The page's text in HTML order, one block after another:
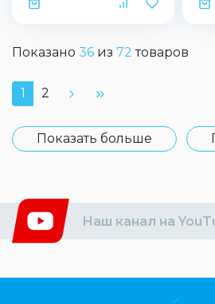
Показано 36 из 72 товаров
1 2
Показать больше
Наш канал на